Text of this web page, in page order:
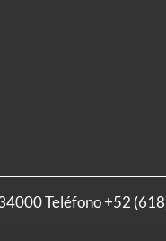
Teléfono+52